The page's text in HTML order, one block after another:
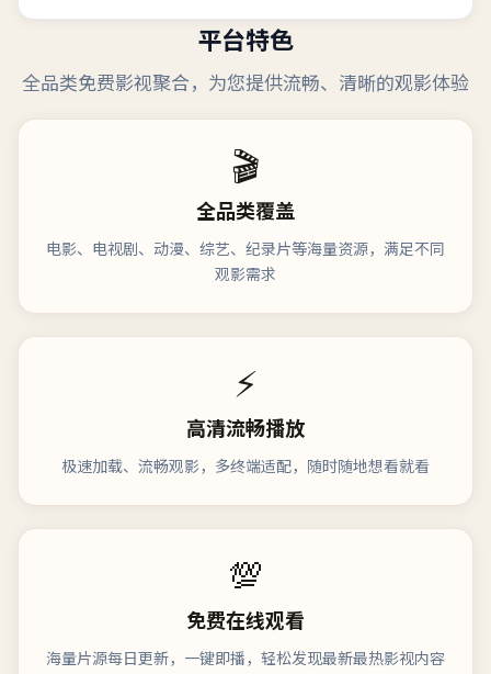
平台特色
全品类免费影视聚合，为您提供流畅、清晰的观影体验
🎬
全品类覆盖
电影、电视剧、动漫、综艺、纪录片等海量资源，满足不同
观影需求
⚡
高清流畅播放
极速加载、流畅观影，多终端适配，随时随地想看就看
💯
免费在线观看
海量片源每日更新，一键即播，轻松发现最新最热影视内容